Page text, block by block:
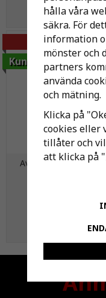
KÖP
Avsyrningsmassa
-10%
Kundfavorit
1 275 kr
hålla våra
säkra. För
information
mönster och
partners
använda
och mätning.
Klicka på
cookies eller
tillåter och
att klicka på